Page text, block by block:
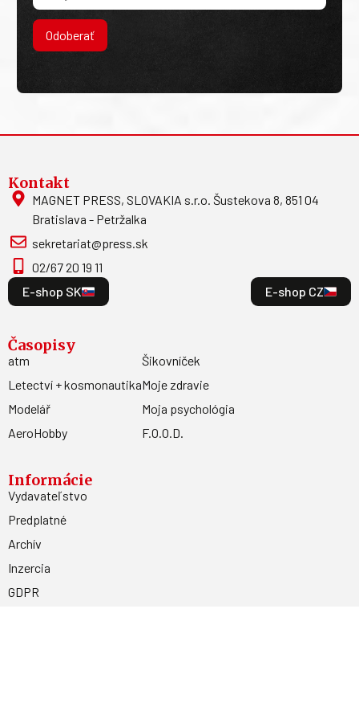
Odoberať
Kontakt
MAGNET PRESS, SLOVAKIA s.r.o. Šustekova 8, 851 04
Bratislava - Petržalka
sekretariat@press.sk
02/67 20 19 11
E-shop SK
E-shop CZ
Časopisy
atm
Letectví + kosmonautika
Modelář
AeroHobby
Šikovníček
Moje zdravie
Moja psychológia
F.O.O.D.
Informácie
Vydavateľstvo
Predplatné
Archív
Inzercia
GDPR